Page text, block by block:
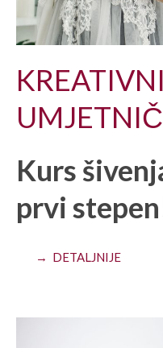
Kurs
prvi
→ DETALJNIJE